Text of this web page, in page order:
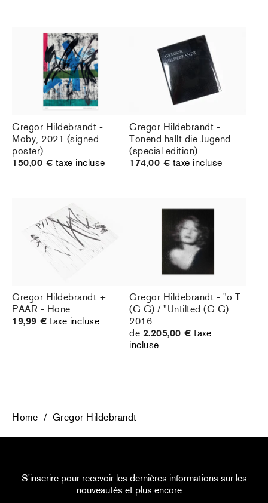
Gregor Hildebrandt -
Moby, 2021 (signed
poster)
150,00 € taxe incluse
Gregor Hildebrandt -
Tonend hallt die Jugend
(special edition)
174,00 € taxe incluse
Gregor Hildebrandt +
PAAR - Hone
19,99 € taxe incluse.
Gregor Hildebrandt - "o.T
(G.G) / "Untilted (G.G)
2016
de 2.205,00 € taxe
incluse
Home / Gregor Hildebrandt
S'inscrire pour recevoir les dernières informations sur les
nouveautés et plus encore ...